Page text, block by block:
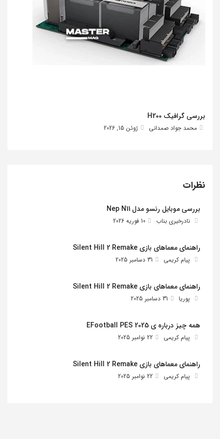
بررسی گرافیک H200
محمد جواد صمدانی ژوئن 15, 2026
نظرات
بررسی موبایل رنسو مدل Nep N11
نادرخیری بناب 10 فوریه 2026
راهنمای معماهای بازی Silent Hill 2 Remake
پیام کریمی 31 دسامبر 2025
راهنمای معماهای بازی Silent Hill 2 Remake
پوریا 31 دسامبر 2025
همه چیز درباره ی EFootball PES 2025
پیام کریمی 22 نوامبر 2025
راهنمای معماهای بازی Silent Hill 2 Remake
پیام کریمی 22 نوامبر 2025